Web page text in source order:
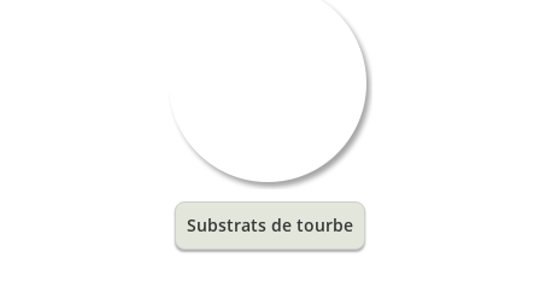
Substrats de tourbe